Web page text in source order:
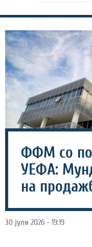
ФФМ со
УЕФА:
на
30 јули 2026 - 19:19